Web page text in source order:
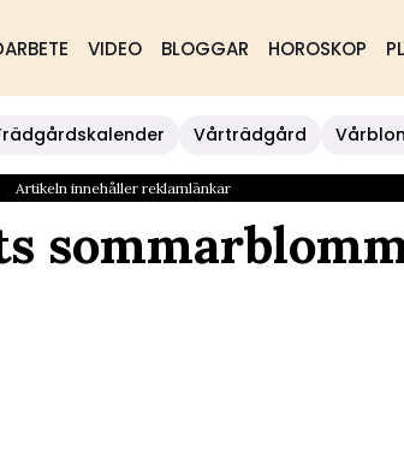
VIDEO BLOGGAR HOROSKOP
Vårträdgård
Artikeln innehåller reklamlänkar